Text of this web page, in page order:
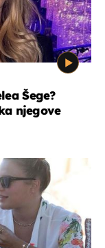
Šege?
njegove